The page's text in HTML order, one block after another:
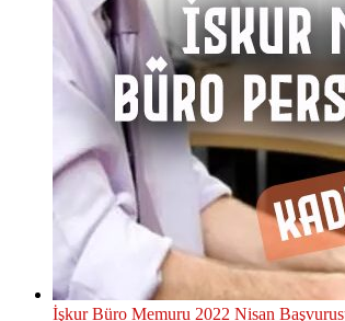
İşkur Büro Memuru 2022 Nisan